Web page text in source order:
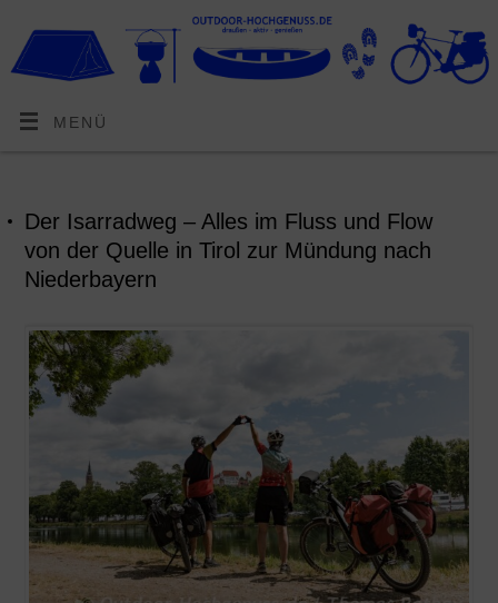
MENÜ
Der Isarradweg – Alles im Fluss und Flow
von der Quelle in Tirol zur Mündung nach
Niederbayern